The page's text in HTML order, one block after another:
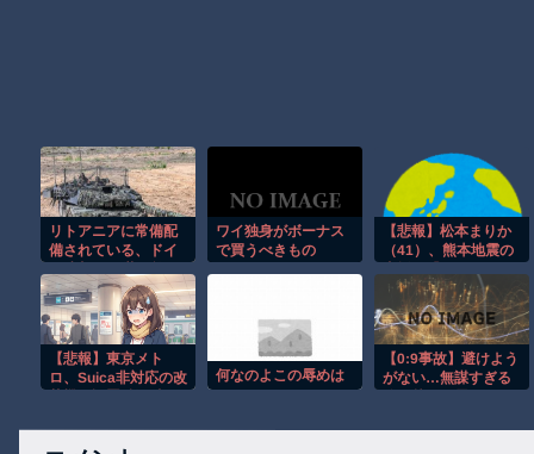
リトアニアに常備配
備されている、ドイ
が実弾射撃演習！
ワイ独身がボーナス
で買うべきもの
【悲報】松本まりか
（41）、熊本地震の
い動画』を公開して
しまう！！！！！！
【悲報】東京メト
ロ、Suica非対応の改 何なのよこの辱めは
【0:9事故】避けよう
がない…無謀すぎる